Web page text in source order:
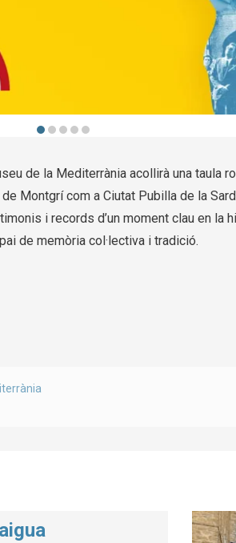
de la Mediterrània acollirà una taula
Montgrí com a Ciutat Pubilla de la
i records d’un moment clau en la
de memòria col·lectiva i tradició.